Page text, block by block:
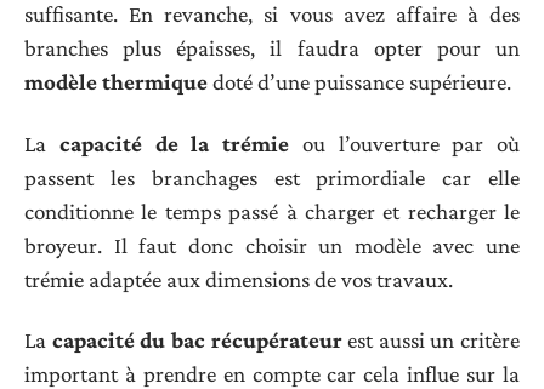
suffisante. En revanche, si vous avez affaire à des
branches plus épaisses, il faudra opter pour un
modèle thermiquedoté d’une puissance supérieure.
La capacité de la trémie ou l’ouverture par où
passent les branchages est primordiale car elle
conditionne le temps passé à charger et recharger le
broyeur. Il faut donc choisir un modèle avec une
trémie adaptée aux dimensions de vos travaux.
La capacité du bac récupérateurest aussi un critère
important à prendre en compte car cela influe sur la